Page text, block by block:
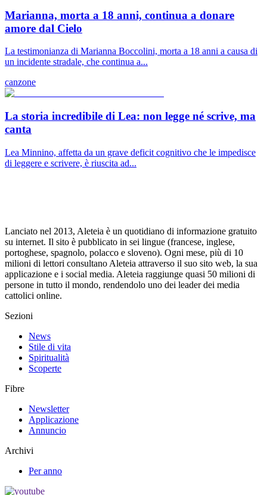
Marianna, morta a 18 anni, continua a donare
amore dal Cielo
La testimonianza di Marianna Boccolini, morta a 18 anni a causa di
un incidente stradale, che continua a...
canzone
La storia incredibile di Lea: non legge né scrive, ma
canta
Lea Minnino, affetta da un grave deficit cognitivo che le impedisce
di leggere e scrivere, è riuscita ad...
Lanciato nel 2013, Aleteia è un quotidiano di informazione gratuito
su internet. Il sito è pubblicato in sei lingue (francese, inglese,
portoghese, spagnolo, polacco e sloveno). Ogni mese, più di 10
milioni di lettori consultano Aleteia attraverso il suo sito web, la sua
applicazione e i social media. Aleteia raggiunge quasi 50 milioni di
persone in tutto il mondo, rendendolo uno dei leader dei media
cattolici online.
Sezioni
News
Stile di vita
Spiritualità
Scoperte
Fibre
Newsletter
Applicazione
Annuncio
Archivi
Per anno